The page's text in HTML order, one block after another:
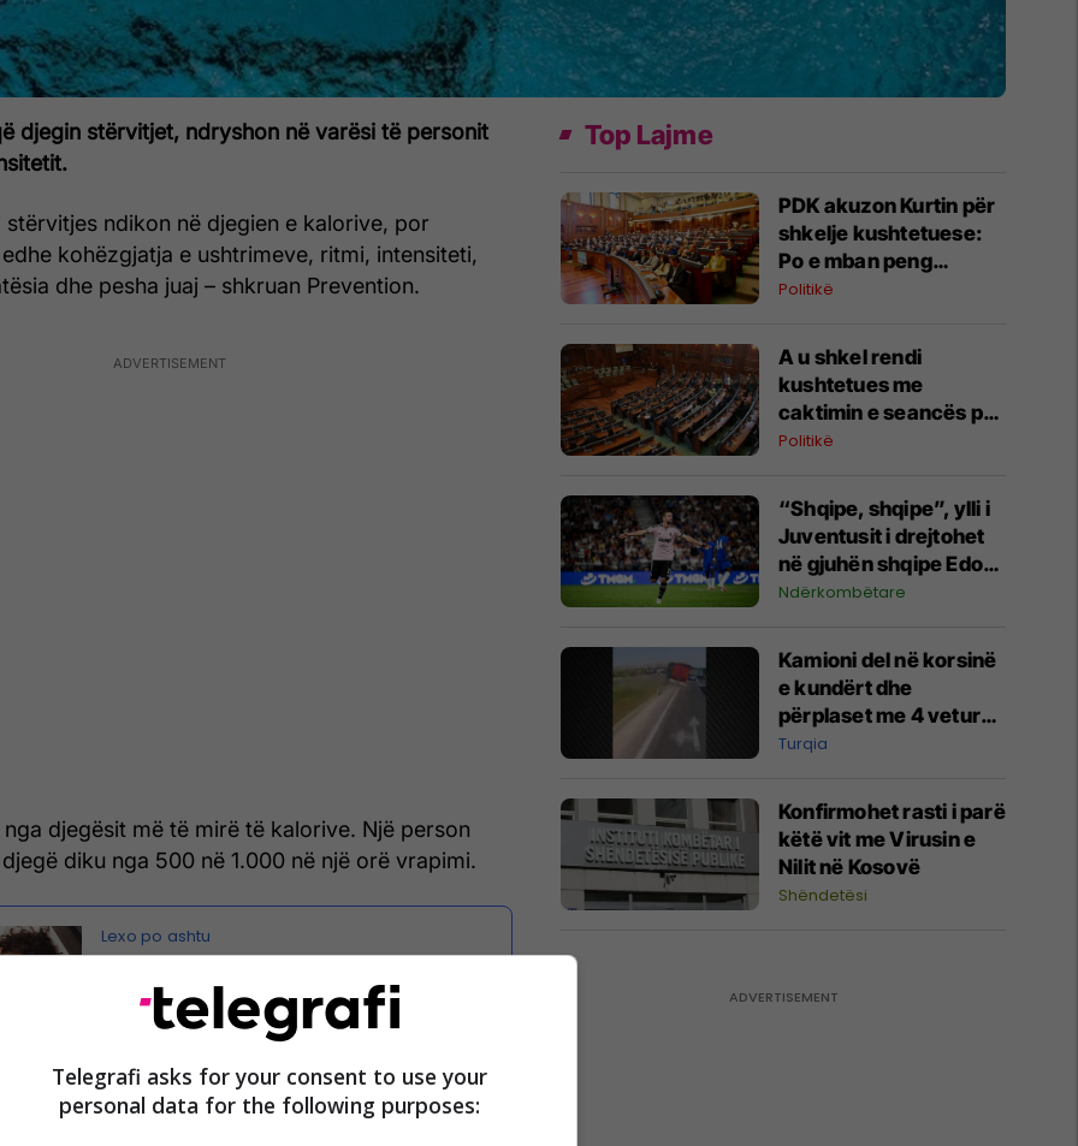
djegin stërvitjet, ndryshon në varësi të personit
ndikon në djegien e kalorive, por
kohëzgjatja e ushtrimeve, ritmi, intensiteti,
dhe pesha juaj – shkruan Prevention.
djegësit më të mirë të kalorive. Një person
diku nga 500 në 1.000 në një orë vrapimi.
jeni duke fjetur
Top Lajme
PDK akuzon Kurtin për
shkelje kushtetuese:
Po e mban peng
konstituimin e Kuvendit
Politikë
A u shkel rendi
kushtetues me
caktimin e seancës për
të shtunën?
Politikë
“Shqipe, shqipe”, ylli i
Juventusit i drejtohet
në gjuhën shqipe Edon
Zhegrovës
Ndërkombëtare
Kamioni del në korsinë
e kundërt dhe
përplaset me 4 vetura,
një i vdekur dhe 10 të
Turqia
Konfirmohet rasti i parë
këtë vit me Virusin e
Nilit në Kosovë
Shëndetësi
Telegrafi asks for your consent to use your
personal data for the following purposes: